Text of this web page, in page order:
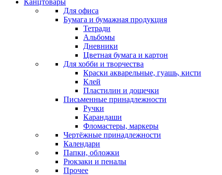
Канцтовары
Для офиса
Бумага и бумажная продукция
Тетради
Альбомы
Дневники
Цветная бумага и картон
Для хобби и творчества
Краски акварельные, гуашь, кисти
Клей
Пластилин и дощечки
Письменные принадлежности
Ручки
Карандаши
Фломастеры, маркеры
Чертёжные принадлежности
Календари
Папки, обложки
Рюкзаки и пеналы
Прочее